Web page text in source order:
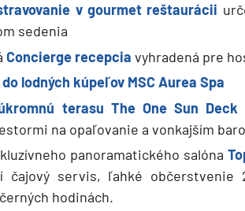
v gourmet reštaurácii
sedenia
Concierge recepcia vyhradená pre
lodných kúpeľov MSC Aurea Spa
terasu The One Sun Deck
na opaľovanie a vonkajším
panoramatického salóna
čajový servis, ľahké
hodinách.